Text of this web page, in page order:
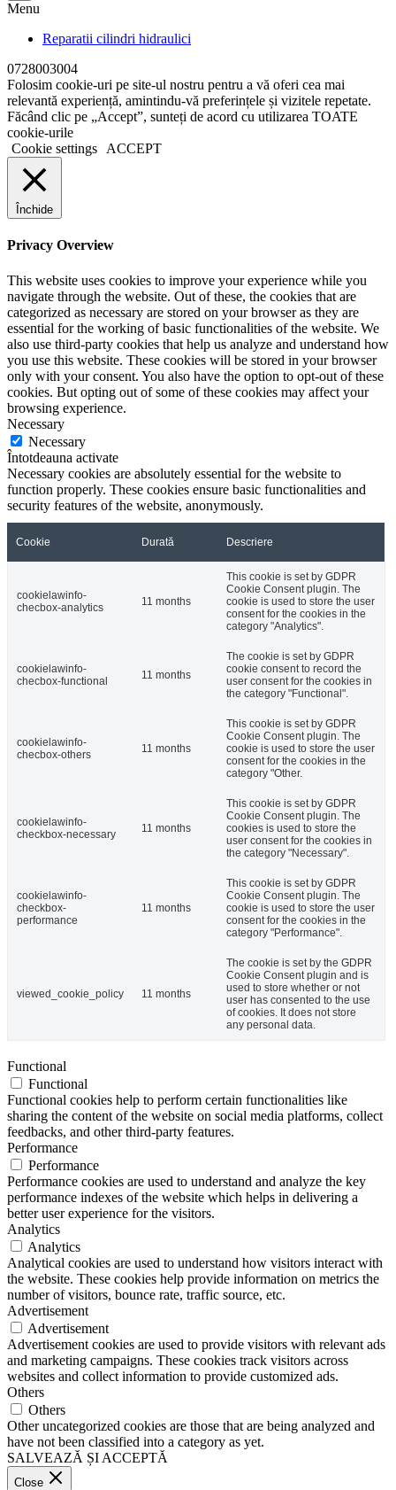
Menu
Reparatii cilindri hidraulici
0728003004
Folosim cookie-uri pe site-ul nostru pentru a vă oferi cea mai
relevantă experiență, amintindu-vă preferințele și vizitele repetate.
Făcând clic pe „Accept”, sunteți de acord cu utilizarea TOATE
cookie-urile
Cookie settings
ACCEPT
Închide
Privacy Overview
This website uses cookies to improve your experience while you
navigate through the website. Out of these, the cookies that are
categorized as necessary are stored on your browser as they are
essential for the working of basic functionalities of the website. We
also use third-party cookies that help us analyze and understand how
you use this website. These cookies will be stored in your browser
only with your consent. You also have the option to opt-out of these
cookies. But opting out of some of these cookies may affect your
browsing experience.
Necessary
Necessary
Întotdeauna activate
Necessary cookies are absolutely essential for the website to
function properly. These cookies ensure basic functionalities and
security features of the website, anonymously.
Cookie Durată Descriere
cookielawinfo-
checbox-analytics
11 months
This cookie is set by GDPR
Cookie Consent plugin. The
cookie is used to store the user
consent for the cookies in the
category "Analytics".
cookielawinfo-
checbox-functional
11 months
The cookie is set by GDPR
cookie consent to record the
user consent for the cookies in
the category "Functional".
cookielawinfo-
checbox-others
11 months
This cookie is set by GDPR
Cookie Consent plugin. The
cookie is used to store the user
consent for the cookies in the
category "Other.
cookielawinfo-
checkbox-necessary
11 months
This cookie is set by GDPR
Cookie Consent plugin. The
cookies is used to store the
user consent for the cookies in
the category "Necessary".
cookielawinfo-
checkbox-
performance
11 months
This cookie is set by GDPR
Cookie Consent plugin. The
cookie is used to store the user
consent for the cookies in the
category "Performance".
viewed_cookie_policy 11 months
The cookie is set by the GDPR
Cookie Consent plugin and is
used to store whether or not
user has consented to the use
of cookies. It does not store
any personal data.
Functional
Functional
Functional cookies help to perform certain functionalities like
sharing the content of the website on social media platforms, collect
feedbacks, and other third-party features.
Performance
Performance
Performance cookies are used to understand and analyze the key
performance indexes of the website which helps in delivering a
better user experience for the visitors.
Analytics
Analytics
Analytical cookies are used to understand how visitors interact with
the website. These cookies help provide information on metrics the
number of visitors, bounce rate, traffic source, etc.
Advertisement
Advertisement
Advertisement cookies are used to provide visitors with relevant ads
and marketing campaigns. These cookies track visitors across
websites and collect information to provide customized ads.
Others
Others
Other uncategorized cookies are those that are being analyzed and
have not been classified into a category as yet.
SALVEAZĂ ȘI ACCEPTĂ
Close